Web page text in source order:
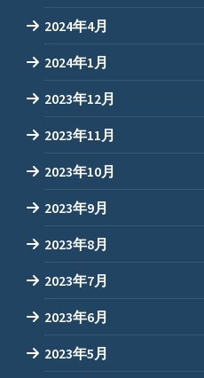
2024年4月
2024年1月
2023年12月
2023年11月
2023年10月
2023年9月
2023年8月
2023年7月
2023年6月
2023年5月